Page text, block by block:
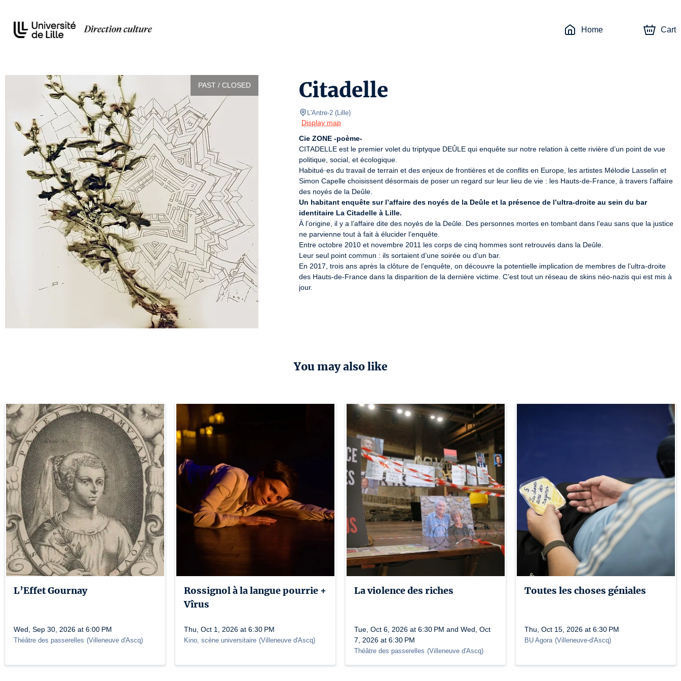
Home Cart
PAST / CLOSED Citadelle
L'Antre-2 (Lille)
Display map
Cie ZONE -poème-
CITADELLE est le premier volet du triptyque DEÛLE qui enquête sur notre relation à cette rivière d’un point de vue
politique, social, et écologique.
Habitué·es du travail de terrain et des enjeux de frontières et de conflits en Europe, les artistes Mélodie Lasselin et
Simon Capelle choisissent désormais de poser un regard sur leur lieu de vie : les Hauts-de-France, à travers l’affaire
Un habitant enquête sur l’affaire des noyés de la Deûle et la présence de l’ultra-droite au sein du bar
identitaire La Citadelle à Lille.
À l’origine, il y a l’affaire dite des noyés de la Deûle. Des personnes mortes en tombant dans l’eau sans que la justice
ne parvienne tout à fait à élucider l’enquête.
Entre octobre 2010 et novembre 2011 les corps de cinq hommes sont retrouvés dans la Deûle.
Leur seul point commun : ils sortaient d’une soirée ou d’un bar.
En 2017, trois ans après la clôture de l’enquête, on découvre la potentielle implication de membres de l’ultra-droite
des Hauts-de-France dans la disparition de la dernière victime. C’est tout un réseau de skins néo-nazis qui est mis à
jour.
You may also like
L’Effet Gournay
Wed, Sep 30, 2026 at 6:00 PM
Théâtre des passerelles (Villeneuve d'Ascq)
Rossignol à la langue pourrie +
Vîrus
Thu, Oct 1, 2026 at 6:30 PM
Kino, scène universitaire (Villeneuve d'Ascq)
La violence des riches
Tue, Oct 6, 2026 at 6:30 PM and Wed, Oct
7, 2026 at 6:30 PM
Théâtre des passerelles (Villeneuve d'Ascq)
Toutes les choses géniales
Thu, Oct 15, 2026 at 6:30 PM
BU Agora (Villeneuve-d'Ascq)